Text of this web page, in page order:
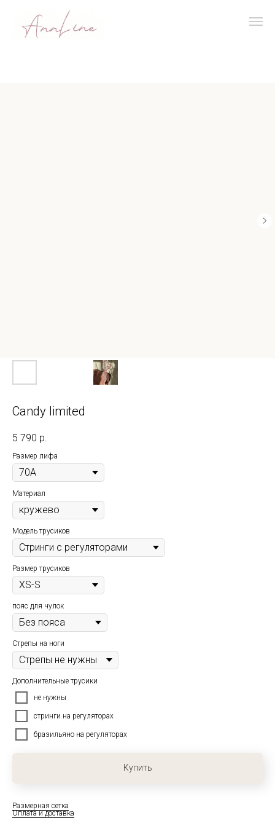
Candy limited
5 790 р.
Размер лифа
Материал
Модель трусиков
Размер трусиков
пояс для чулок
Cтрепы на ноги
Дополнительные трусики
не нужны
стринги на регуляторах
бразильяно на регуляторах
Купить
Размерная сетка
Оплата и доставка